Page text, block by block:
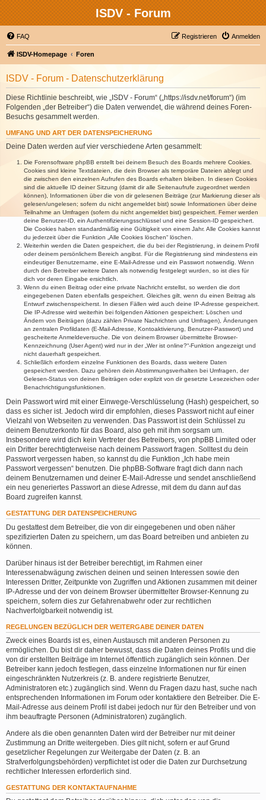
ISDV - Forum
FAQ Anmelden
Registrieren
ISDV-Homepage Foren
ISDV - Forum - Datenschutzerklärung
Diese Richtlinie beschreibt, wie „ISDV - Forum“ („https://isdv.net/forum“) (im
Folgenden „der Betreiber“) die Daten verwendet, die während deines Foren-
Besuchs gesammelt werden.
UMFANG UND ART DER DATENSPEICHERUNG
Deine Daten werden auf vier verschiedene Arten gesammelt:
Die Forensoftware phpBB erstellt bei deinem Besuch des Boards mehrere Cookies.
Cookies sind kleine Textdateien, die dein Browser als temporäre Dateien ablegt und
die zwischen den einzelnen Aufrufen des Boards erhalten bleiben. In diesen Cookies
sind die aktuelle ID deiner Sitzung (damit dir alle Seitenaufrufe zugeordnet werden
können), Informationen über die von dir gelesenen Beiträge (zur Markierung dieser als
gelesen/ungelesen; sofern du nicht angemeldet bist) sowie Informationen über deine
Teilnahme an Umfragen (sofern du nicht angemeldet bist) gespeichert. Ferner werden
deine Benutzer-ID, ein Authentifizierungsschlüssel und eine Session-ID gespeichert.
Die Cookies haben standardmäßig eine Gültigkeit von einem Jahr. Alle Cookies kannst
du jederzeit über die Funktion „Alle Cookies löschen“ löschen.
Weiterhin werden die Daten gespeichert, die du bei der Registrierung, in deinem Profil
oder deinem persönlichem Bereich angibst. Für die Registrierung sind mindestens ein
eindeutiger Benutzername, eine E-Mail-Adresse und ein Passwort notwendig. Wenn
durch den Betreiber weitere Daten als notwendig festgelegt wurden, so ist dies für
dich vor deren Eingabe ersichtlich.
Wenn du einen Beitrag oder eine private Nachricht erstellst, so werden die dort
eingegebenen Daten ebenfalls gespeichert. Gleiches gilt, wenn du einen Beitrag als
Entwurf zwischenspeicherst. In diesen Fällen wird auch deine IP-Adresse gespeichert.
Die IP-Adresse wird weiterhin bei folgenden Aktionen gespeichert: Löschen und
Ändern von Beiträgen (dazu zählen Private Nachrichten und Umfragen), Änderungen
an zentralen Profildaten (E-Mail-Adresse, Kontoaktivierung, Benutzer-Passwort) und
gescheiterte Anmeldeversuche. Die von deinem Browser übermittelte Browser-
Kennzeichnung (User Agent) wird nur in der „Wer ist online?“-Funktion angezeigt und
nicht dauerhaft gespeichert.
Schließlich erfordern einzelne Funktionen des Boards, dass weitere Daten
gespeichert werden. Dazu gehören dein Abstimmungsverhalten bei Umfragen, der
Gelesen-Status von deinen Beiträgen oder explizit von dir gesetzte Lesezeichen oder
Benachrichtigungsfunktionen.
Dein Passwort wird mit einer Einwege-Verschlüsselung (Hash) gespeichert, so
dass es sicher ist. Jedoch wird dir empfohlen, dieses Passwort nicht auf einer
Vielzahl von Webseiten zu verwenden. Das Passwort ist dein Schlüssel zu
deinem Benutzerkonto für das Board, also geh mit ihm sorgsam um.
Insbesondere wird dich kein Vertreter des Betreibers, von phpBB Limited oder
ein Dritter berechtigterweise nach deinem Passwort fragen. Solltest du dein
Passwort vergessen haben, so kannst du die Funktion „Ich habe mein
Passwort vergessen“ benutzen. Die phpBB-Software fragt dich dann nach
deinem Benutzernamen und deiner E-Mail-Adresse und sendet anschließend
ein neu generiertes Passwort an diese Adresse, mit dem du dann auf das
Board zugreifen kannst.
GESTATTUNG DER DATENSPEICHERUNG
Du gestattest dem Betreiber, die von dir eingegebenen und oben näher
spezifizierten Daten zu speichern, um das Board betreiben und anbieten zu
können.
Darüber hinaus ist der Betreiber berechtigt, im Rahmen einer
Interessenabwägung zwischen deinen und seinen Interessen sowie den
Interessen Dritter, Zeitpunkte von Zugriffen und Aktionen zusammen mit deiner
IP-Adresse und der von deinem Browser übermittelter Browser-Kennung zu
speichern, sofern dies zur Gefahrenabwehr oder zur rechtlichen
Nachverfolgbarkeit notwendig ist.
REGELUNGEN BEZÜGLICH DER WEITERGABE DEINER DATEN
Zweck eines Boards ist es, einen Austausch mit anderen Personen zu
ermöglichen. Du bist dir daher bewusst, dass die Daten deines Profils und die
von dir erstellten Beiträge im Internet öffentlich zugänglich sein können. Der
Betreiber kann jedoch festlegen, dass einzelne Informationen nur für einen
eingeschränkten Nutzerkreis (z. B. andere registrierte Benutzer,
Administratoren etc.) zugänglich sind. Wenn du Fragen dazu hast, suche nach
entsprechenden Informationen im Forum oder kontaktiere den Betreiber. Die E-
Mail-Adresse aus deinem Profil ist dabei jedoch nur für den Betreiber und von
ihm beauftragte Personen (Administratoren) zugänglich.
Andere als die oben genannten Daten wird der Betreiber nur mit deiner
Zustimmung an Dritte weitergeben. Dies gilt nicht, sofern er auf Grund
gesetzlicher Regelungen zur Weitergabe der Daten (z. B. an
Strafverfolgungsbehörden) verpflichtet ist oder die Daten zur Durchsetzung
rechtlicher Interessen erforderlich sind.
GESTATTUNG DER KONTAKTAUFNAHME